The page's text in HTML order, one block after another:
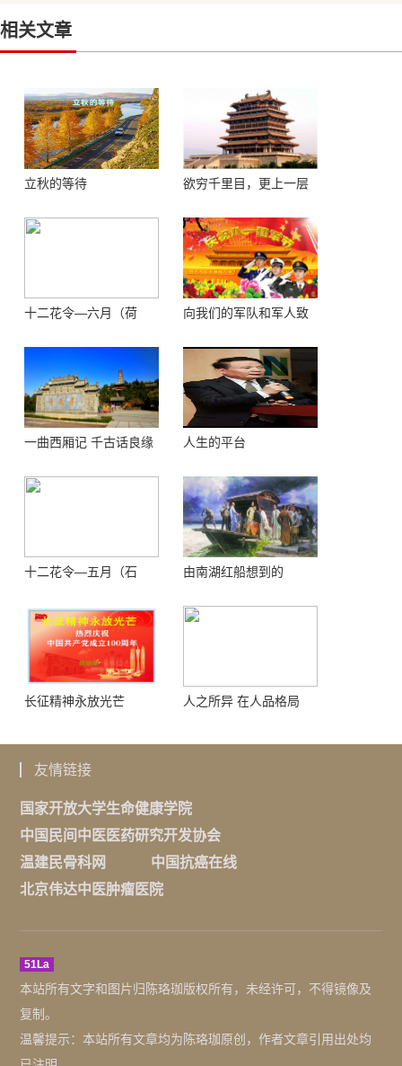
相关文章
立秋的等待
欲穷千里目，更上一层
十二花令—六月（荷
向我们的军队和军人致
一曲西厢记 千古话良缘 人生的平台
十二花令—五月（石
由南湖红船想到的
长征精神永放光芒 人之所异 在人品格局
友情链接
国家开放大学生命健康学院
中国民间中医医药研究开发协会
温建民骨科网
中国抗癌在线
北京伟达中医肿瘤医院
51La
本站所有文字和图片归陈珞珈版权所有，未经许可，不得镜像及
复制。
温馨提示：本站所有文章均为陈珞珈原创，作者文章引用出处均